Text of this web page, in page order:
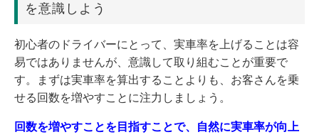
を意識しよう
初心者のドライバーにとって、実車率を上げることは容
易ではありませんが、意識して取り組むことが重要で
す。まずは実車率を算出することよりも、お客さんを乗
せる回数を増やすことに注力しましょう。
回数を増やすことを目指すことで、自然に実車率が向上